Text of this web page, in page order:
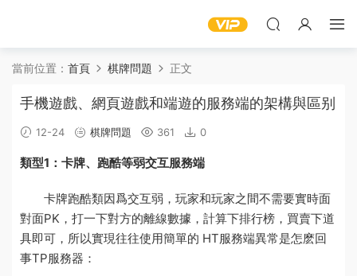
當前位置： 首頁 棋牌問題 正文
手機遊戲、網頁遊戲和端遊的服務端的架構與區别
12-24 棋牌問題 361 0
類型1：卡牌、跑酷等弱交互服務端
卡牌跑酷類因爲交互弱， 玩家和玩家之間不需要實時面
對面PK，打一下對方的離線數據 ，計算下排行榜，買賣下道
具即可，所以實現往往使用簡單的 HT服務端異常是怎麽回
事TP服務器 ：